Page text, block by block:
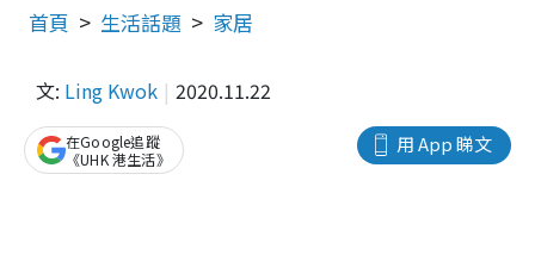
首頁 生活話題 家居
文: Ling Kwok 2020.11.22
用 App 睇文
在Google追蹤
《UHK 港生活》